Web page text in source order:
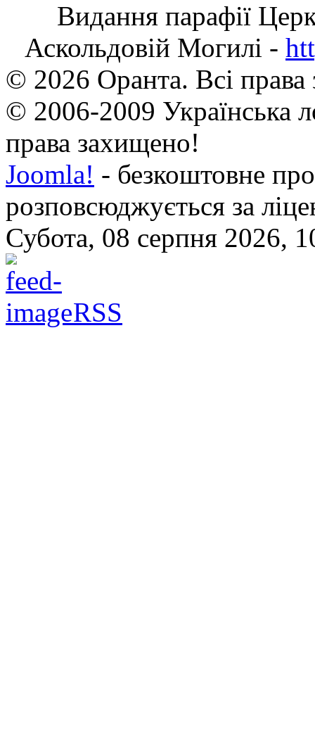
Видання парафії
Аскольдовій Могилі -
© 2026 Оранта. Всі
© 2006-2009 Українська
права захищено!
Joomla! - безкоштовне
розповсюджується за
Субота, 08 серпня 2026,
RSS